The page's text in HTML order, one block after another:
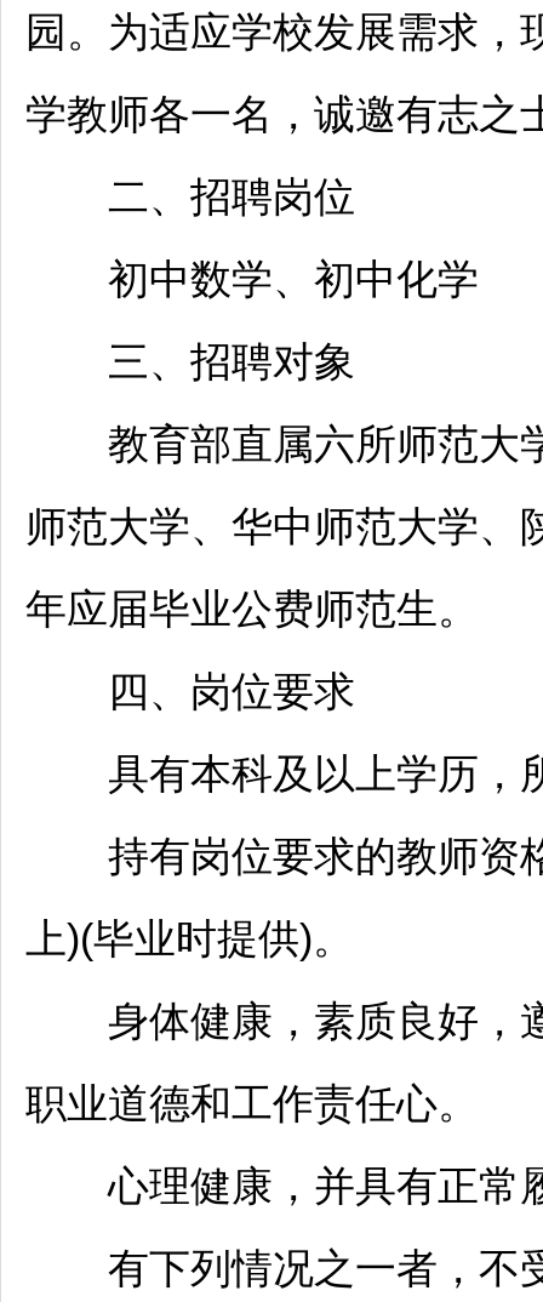
园。为适应学校发展需求，
学教师各一名，诚邀有志之
二、 招聘岗位
初中数学、初中化学
三、 招聘对象
教育部直属六所师范大
师范大学、华中师范大学、
年应届毕业公费师范生。
四、岗位要求
具有本科及以上学历，
持有岗位要求的教师资
上)(毕业时提供)。
身体健康，素质良好，
职业道德和工作责任心。
心理健康，并具有正常
有下列情况之一者，不